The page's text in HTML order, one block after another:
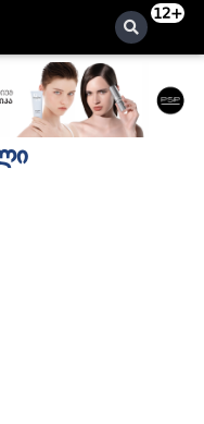
12+